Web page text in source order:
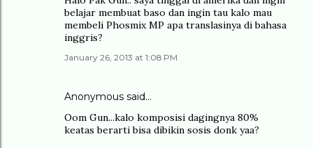
belajar membuat baso dan ingin tau kalo mau
membeli Phosmix MP apa translasinya di bahasa
inggris?
January 26, 2013 at 1:08 PM
Anonymous said…
Oom Gun...kalo komposisi dagingnya 80%
keatas berarti bisa dibikin sosis donk yaa?